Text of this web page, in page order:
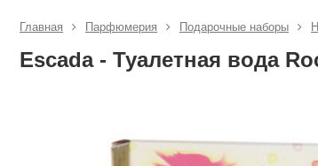
Главная Парфюмерия Подарочные наборы
Escada - Туалетная вода